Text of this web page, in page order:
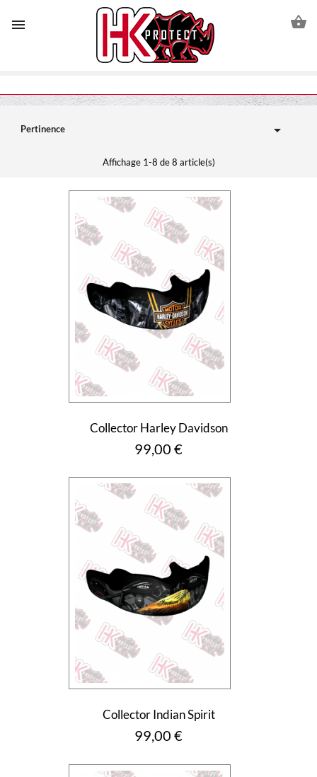
 
Pertinence 
Affichage 1-8 de 8 article(s)
Collector Harley Davidson
Prix
99,00 €
Collector Indian Spirit
Prix
99,00 €